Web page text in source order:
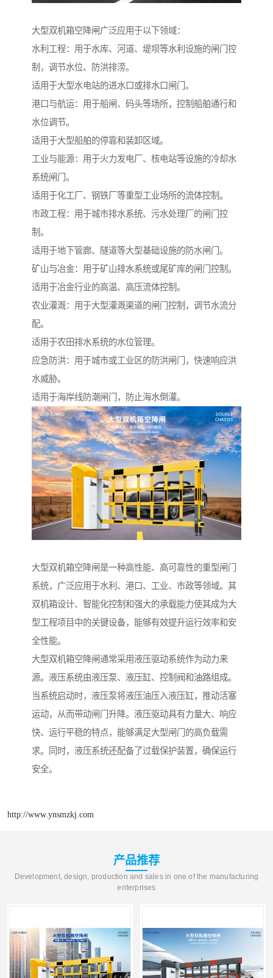
大型双机箱空降闸广泛应用于以下领域：
水利工程：用于水库、河道、堤坝等水利设施的闸门控
制，调节水位、防洪排涝。
适用于大型水电站的进水口或排水口闸门。
港口与航运：用于船闸、码头等场所，控制船舶通行和
水位调节。
适用于大型船舶的停靠和装卸区域。
工业与能源：用于火力发电厂、核电站等设施的冷却水
系统闸门。
适用于化工厂、钢铁厂等重型工业场所的流体控制。
市政工程：用于城市排水系统、污水处理厂的闸门控
制。
适用于地下管廊、隧道等大型基础设施的防水闸门。
矿山与冶金：用于矿山排水系统或尾矿库的闸门控制。
适用于冶金行业的高温、高压流体控制。
农业灌溉：用于大型灌溉渠道的闸门控制，调节水流分
配。
适用于农田排水系统的水位管理。
应急防洪：用于城市或工业区的防洪闸门，快速响应洪
水威胁。
适用于海岸线防潮闸门，防止海水倒灌。
大型双机箱空降闸是一种高性能、高可靠性的重型闸门
系统，广泛应用于水利、港口、工业、市政等领域。其
双机箱设计、智能化控制和强大的承载能力使其成为大
型工程项目中的关键设备，能够有效提升运行效率和安
全性能。
大型双机箱空降闸通常采用液压驱动系统作为动力来
源。液压系统由液压泵、液压缸、控制阀和油路组成。
当系统启动时，液压泵将液压油压入液压缸，推动活塞
运动，从而带动闸门升降。液压驱动具有力量大、响应
快、运行平稳的特点，能够满足大型闸门的高负载需
求。同时，液压系统还配备了过载保护装置，确保运行
安全。
http://www.ynsmzkj.com
产品推荐
Development, design, production and sales in one of the manufacturing
enterprises